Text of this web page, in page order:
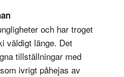
och har troget
väldigt länge. Det
tillställningar med
ivrigt påhejas av